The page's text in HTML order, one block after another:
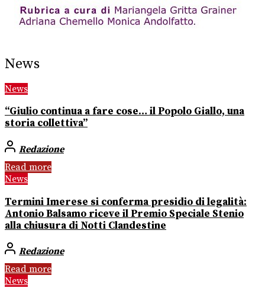
News
News
“Giulio continua a fare cose… il Popolo Giallo, una
storia collettiva”
Redazione
Read more
News
Termini Imerese si conferma presidio di legalità:
Antonio Balsamo riceve il Premio Speciale Stenio
alla chiusura di Notti Clandestine
Redazione
Read more
News